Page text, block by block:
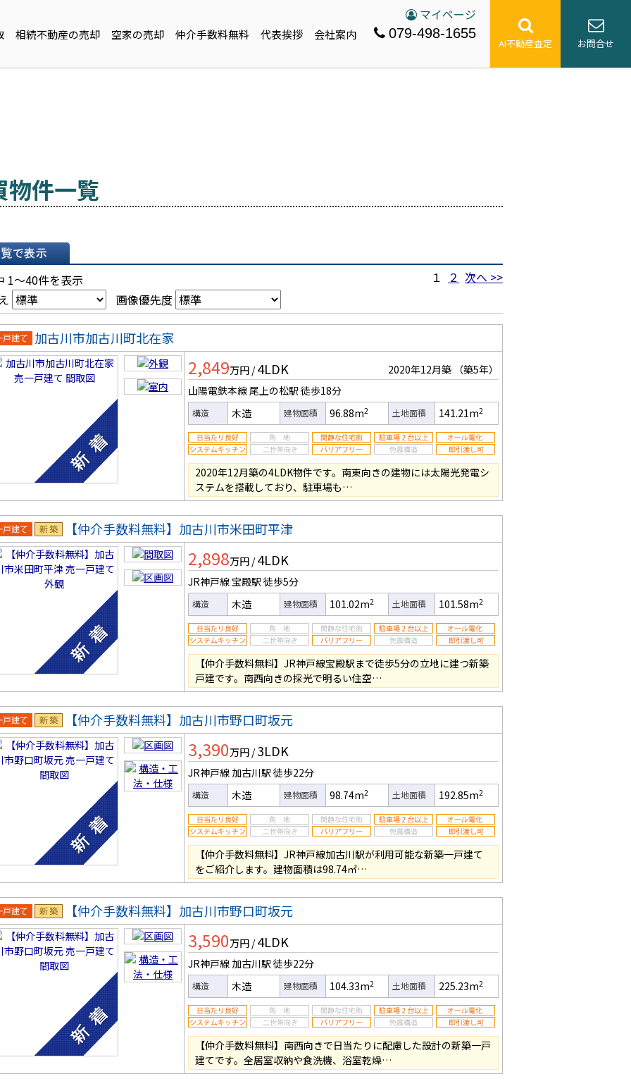
相続不動産の売却 空家の売却 仲介手数料無料 代表挨拶 会社案内
マイページ
079-498-1655
AI不動産査定 お問合せ
物件一覧
1～40件を表示 １ ２ 次へ >>
画像優先度
戸建
加古川市加古川町北在家
2,849万円 / 4LDK 2020年12月築
（築5年）
山陽電鉄本線 尾上の松駅 徒歩18分
構造 木造 建物面積 96.88m2 土地面積 141.21m2
2020年12月築の4LDK物件です。南東向きの建物には太陽光発電シ
ステムを搭載しており、駐車場も…
戸建 新築
【仲介手数料無料】加古川市米田町平津
2,898万円 / 4LDK
JR神戸線 宝殿駅 徒歩5分
構造 木造 建物面積 101.02m2 土地面積 101.58m2
【仲介手数料無料】JR神戸線宝殿駅まで徒歩5分の立地に建つ新築
戸建です。南西向きの採光で明るい住空…
戸建 新築
【仲介手数料無料】加古川市野口町坂元
3,390万円 / 3LDK
JR神戸線 加古川駅 徒歩22分
構造 木造 建物面積 98.74m2 土地面積 192.85m2
【仲介手数料無料】JR神戸線加古川駅が利用可能な新築一戸建て
をご紹介します。建物面積は98.74㎡…
戸建 新築
【仲介手数料無料】加古川市野口町坂元
3,590万円 / 4LDK
JR神戸線 加古川駅 徒歩22分
構造 木造 建物面積 104.33m2 土地面積 225.23m2
【仲介手数料無料】南西向きで日当たりに配慮した設計の新築一戸
建てです。全居室収納や食洗機、浴室乾燥…